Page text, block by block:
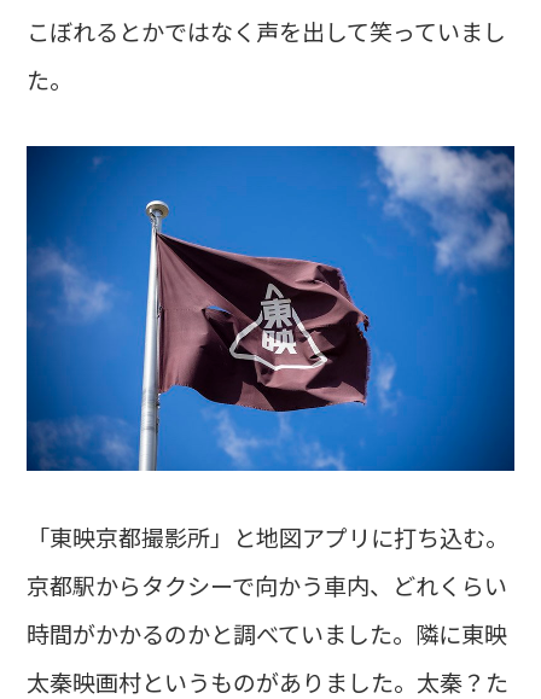
こぼれるとかではなく声を出して笑っていまし
た。
「東映京都撮影所」と地図アプリに打ち込む。
京都駅からタクシーで向かう車内、どれくらい
時間がかかるのかと調べていました。隣に東映
太秦映画村というものがありました。太秦？た